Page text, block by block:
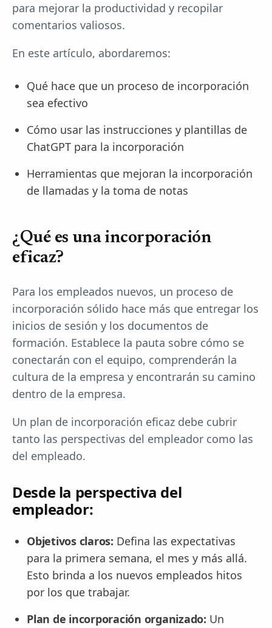
para mejorar la productividad y recopilar
comentarios valiosos.
En este artículo, abordaremos:
Qué hace que un proceso de incorporación
sea efectivo
Cómo usar las instrucciones y plantillas de
ChatGPT para la incorporación
Herramientas que mejoran la incorporación
de llamadas y la toma de notas
¿Qué es una incorporación
eficaz?
Para los empleados nuevos, un proceso de
incorporación sólido hace más que entregar los
inicios de sesión y los documentos de
formación. Establece la pauta sobre cómo se
conectarán con el equipo, comprenderán la
cultura de la empresa y encontrarán su camino
dentro de la empresa.
Un plan de incorporación eficaz debe cubrir
tanto las perspectivas del empleador como las
del empleado.
Desde la perspectiva del
empleador:
Objetivos claros: Defina las expectativas
para la primera semana, el mes y más allá.
Esto brinda a los nuevos empleados hitos
por los que trabajar.
Plan de incorporación organizado: Un